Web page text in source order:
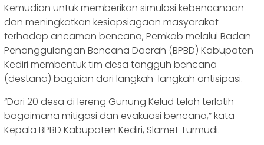
Kemudian untuk memberikan simulasi kebencanaan
dan meningkatkan kesiapsiagaan masyarakat
terhadap ancaman bencana, Pemkab melalui Badan
Penanggulangan Bencana Daerah (BPBD) Kabupaten
Kediri membentuk tim desa tangguh bencana
(destana) bagaian dari langkah-langkah antisipasi.
“Dari 20 desa di lereng Gunung Kelud telah terlatih
bagaimana mitigasi dan evakuasi bencana,” kata
Kepala BPBD Kabupaten Kediri, Slamet Turmudi.